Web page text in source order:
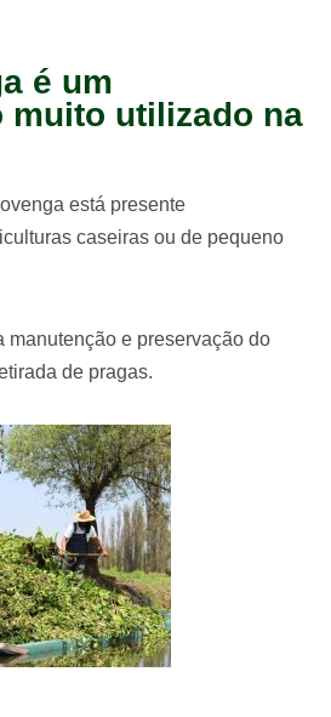
é um
muito utilizado na
está presente
caseiras ou de pequeno
manutenção e preservação do
de pragas.